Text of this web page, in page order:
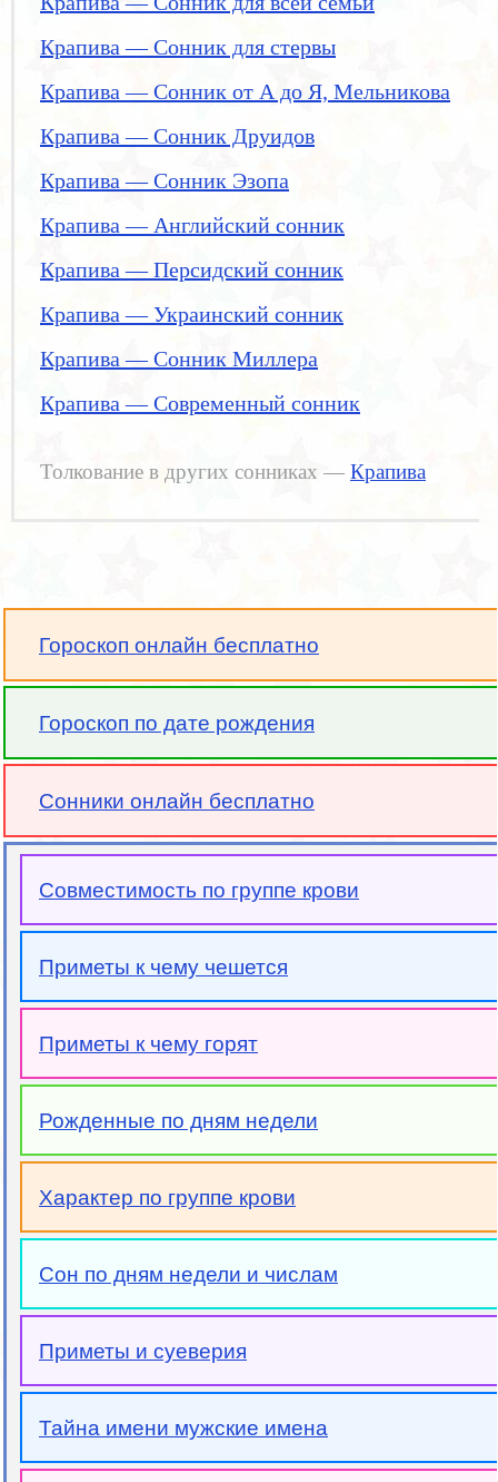
Крапива — Сонник для стервы
Крапива — Сонник от А до Я, Мельникова
Крапива — Сонник Друидов
Крапива — Сонник Эзопа
Крапива — Английский сонник
Крапива — Персидский сонник
Крапива — Украинский сонник
Крапива — Сонник Миллера
Крапива — Современный сонник
Толкование в других сонниках — Крапива
Гороскоп онлайн бесплатно
Гороскоп по дате рождения
Сонники онлайн бесплатно
Совместимость по группе крови
Приметы к чему чешется
Приметы к чему горят
Рожденные по дням недели
Характер по группе крови
Сон по дням недели и числам
Приметы и суеверия
Тайна имени мужские имена